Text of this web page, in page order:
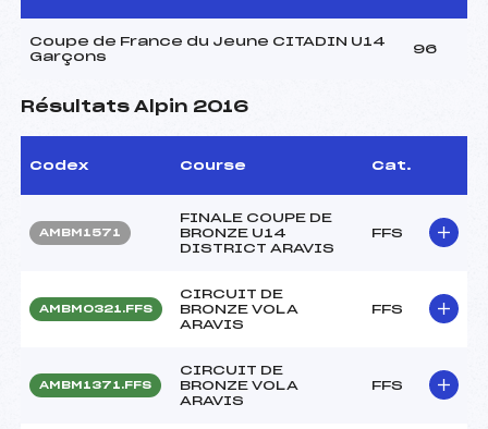
Coupe de France du Jeune CITADIN U14
Garçons
96
Résultats Alpin 2016
Codex Course Cat.
AMBM1571
FINALE COUPE DE
BRONZE U14
DISTRICT ARAVIS
FFS
AMBM0321.FFS
CIRCUIT DE
BRONZE VOLA
ARAVIS
FFS
AMBM1371.FFS
CIRCUIT DE
BRONZE VOLA
ARAVIS
FFS